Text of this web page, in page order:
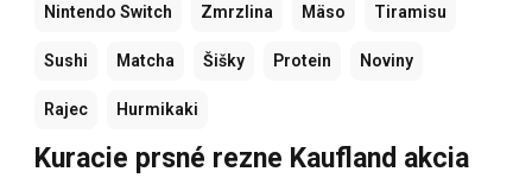
Nintendo Switch Zmrzlina Mäso Tiramisu
Sushi Matcha Šišky Protein Noviny
Rajec Hurmikaki
Kuracie prsné rezne Kaufland akcia